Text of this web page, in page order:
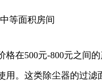
等面积房间
格在500元-800元之间
用。这类除尘器的过滤